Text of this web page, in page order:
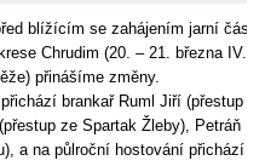
blížícím se zahájením jarní části
Chrudim (20. – 21. března IV.
přinášíme změny.
brankař Ruml Jiří (přestup
ze Spartak Žleby), Petráň
a na půlroční hostování přichází